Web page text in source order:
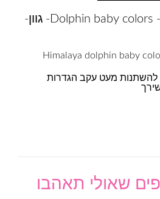
דולפין בייבי קולורס- Dolphin baby colors- גוון-
להשתנות מעט עקב הגדרות
שאולי תאהבו